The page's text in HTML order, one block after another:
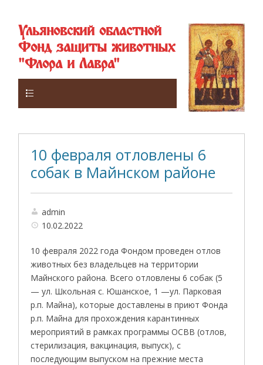
Ульяновский областной
Фонд защиты животных
"Флора и Лавра"
10 февраля отловлены 6
собак в Майнском районе
admin
10.02.2022
10 февраля 2022 года Фондом проведен отлов
животных без владельцев на территории
Майнского района. Всего отловлены 6 собак (5
— ул. Школьная с. Юшанское, 1 —ул. Парковая
р.п. Майна), которые доставлены в приют Фонда
р.п. Майна для прохождения карантинных
мероприятий в рамках программы ОСВВ (отлов,
стерилизация, вакцинация, выпуск), с
последующим выпуском на прежние места